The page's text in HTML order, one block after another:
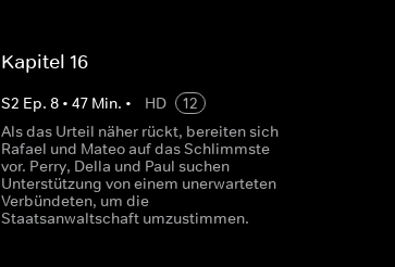
Kapitel 16
S2 Ep. 8• 47Min. • HD
12
Als das Urteil näher rückt, bereiten sich
Rafael und Mateo auf das Schlimmste
vor. Perry, Della und Paul suchen
Unterstützung von einem unerwarteten
Verbündeten, um die
Staatsanwaltschaft umzustimmen.